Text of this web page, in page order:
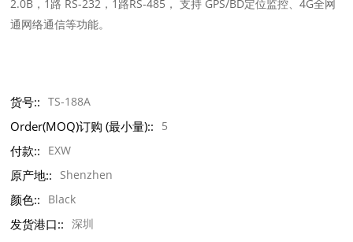
2.0B，1路 RS-232，1路RS-485， 支持 GPS/BD定位监控、4G全网
通网络通信等功能。
货号:: TS-188A
Order(MOQ)订购 (最小量):: 5
付款:: EXW
原产地:: Shenzhen
颜色:: Black
发货港口:: 深圳